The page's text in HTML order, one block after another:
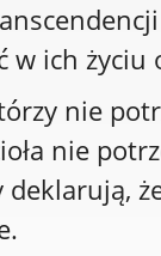
w ich życiu
nie
nie